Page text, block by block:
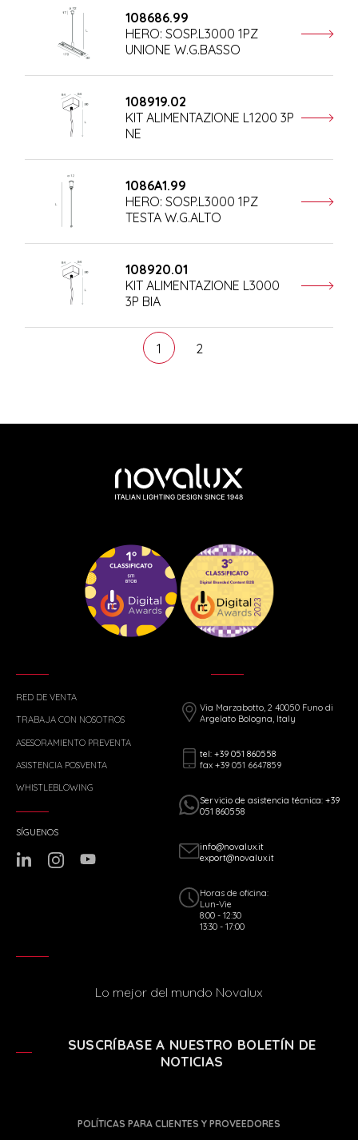
108686.99
HERO: SOSP.L3000 1PZ
UNIONE W.G.BASSO
108919.02
KIT ALIMENTAZIONE L1200 3P
NE
1086A1.99
HERO: SOSP.L3000 1PZ
TESTA W.G.ALTO
108920.01
KIT ALIMENTAZIONE L3000
3P BIA
1 2
RED DE VENTA
TRABAJA CON NOSOTROS
ASESORAMIENTO PREVENTA
ASISTENCIA POSVENTA
WHISTLEBLOWING
Via Marzabotto, 2 40050 Funo di
Argelato Bologna, Italy
tel: +39 051 860558
fax +39 051 6647859
Servicio de asistencia técnica: +39
051 860558
info@novalux.it
export@novalux.it
Horas de oficina:
Lun-Vie
8:00 - 12:30
13:30 - 17:00
SÍGUENOS
Lo mejor del mundo Novalux
SUSCRÍBASE A NUESTRO BOLETÍN DE
NOTICIAS
POLÍTICAS PARA CLIENTES Y PROVEEDORES